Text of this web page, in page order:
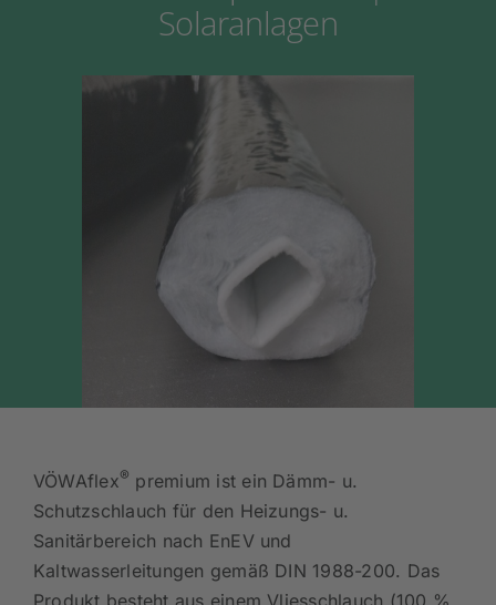
Solaranlagen
VÖWAflex premium ist ein Dämm- u.
Schutzschlauch für den Heizungs- u.
Sanitärbereich nach EnEV und
Kaltwasserleitungen gemäß DIN 1988-200. Das